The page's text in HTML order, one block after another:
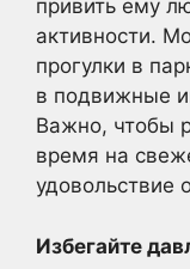
привить ему
активности.
прогулки в
в подвижные
Важно, чтобы
время на
удовольствие
Избегайте